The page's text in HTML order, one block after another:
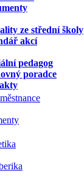
ze střední školy
akcí
pedagog
poradce